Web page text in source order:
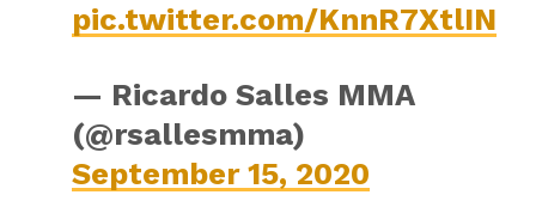
pic.twitter.com/KnnR7XtlIN
— Ricardo Salles MMA
(@rsallesmma)
September 15, 2020